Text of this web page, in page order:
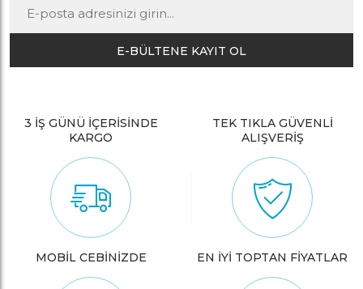
E-BÜLTENE KAYIT OL
3 İŞ GÜNÜ İÇERİSİNDE
KARGO
TEK TIKLA GÜVENLİ
ALIŞVERİŞ
MOBİL CEBİNİZDE EN İYİ TOPTAN FİYATLAR